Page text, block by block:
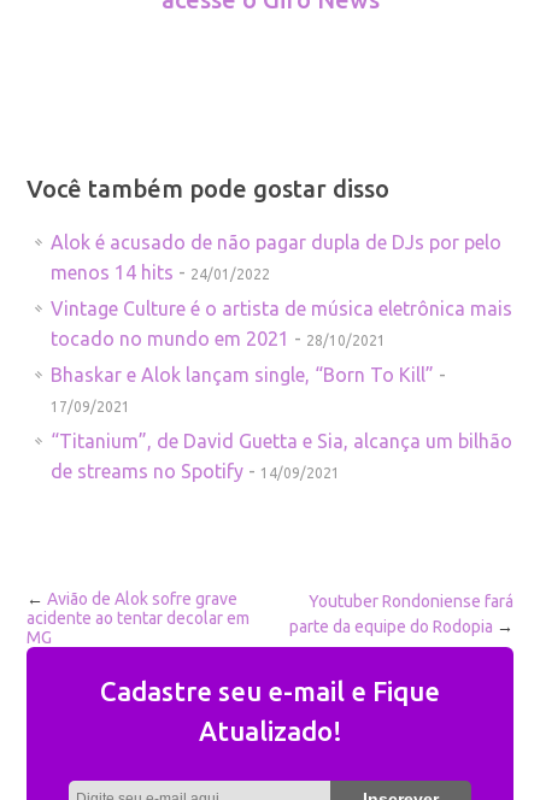
Você também pode gostar disso
Alok é acusado de não pagar dupla de DJs por pelo
menos 14 hits - 24/01/2022
Vintage Culture é o artista de música eletrônica mais
tocado no mundo em 2021 - 28/10/2021
Bhaskar e Alok lançam single, “Born To Kill” -
17/09/2021
“Titanium”, de David Guetta e Sia, alcança um bilhão
de streams no Spotify - 14/09/2021
←Avião de Alok sofre grave
acidente ao tentar decolar em
MG
Youtuber Rondoniense fará
parte da equipe do Rodopia →
Cadastre seu e-mail e Fique
Atualizado!